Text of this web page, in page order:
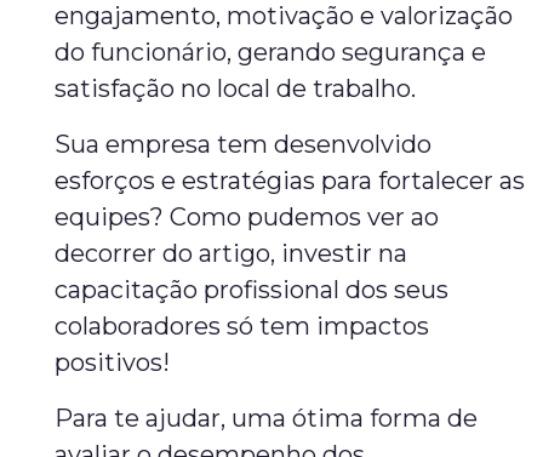
engajamento, motivação e valorização
do funcionário, gerando segurança e
satisfação no local de trabalho.
Sua empresa tem desenvolvido
esforços e estratégias para fortalecer as
equipes? Como pudemos ver ao
decorrer do artigo, investir na
capacitação profissional dos seus
colaboradores só tem impactos
positivos!
Para te ajudar, uma ótima forma de